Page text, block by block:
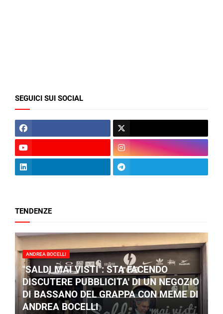
SEGUICI SUI SOCIAL
TENDENZE
ANDREA BOCELLI
"SALDI MAI VISTI": STA FACENDO
DISCUTERE PUBBLICITA' DI UN NEGOZIO
DI BASSANO DEL GRAPPA CON MEME DI
ANDREA BOCELLI